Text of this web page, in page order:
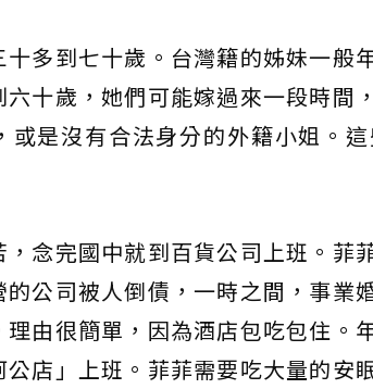
多到七十歲。台灣籍的姊妹一般
十歲，她們可能嫁過來一段時間
或是沒有合法身分的外籍小姐。
念完國中就到百貨公司上班。菲
公司被人倒債，一時之間，事業
由很簡單，因為酒店包吃包住。
店」上班。菲菲需要吃大量的安